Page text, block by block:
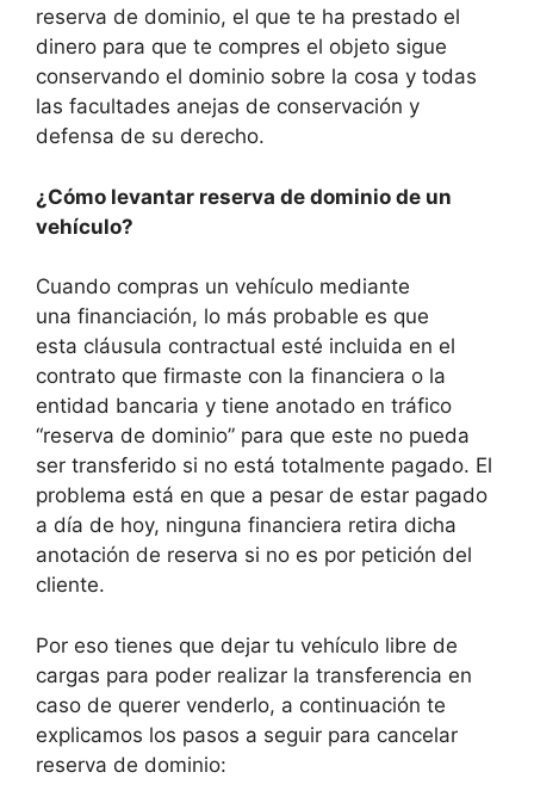
reserva de dominio, el que te ha prestado el
dinero para que te compres el objeto sigue
conservando el dominio sobre la cosa y todas
las facultades anejas de conservación y
defensa de su derecho.
¿Cómo levantar reserva de dominio de un
vehículo?
Cuando compras un vehículo mediante
una financiación, lo más probable es que
esta cláusula contractual esté incluida en el
contrato que firmaste con la financiera o la
entidad bancaria y tiene anotado en tráfico
“reserva de dominio” para que este no pueda
ser transferido si no está totalmente pagado. El
problema está en que a pesar de estar pagado
a día de hoy, ninguna financiera retira dicha
anotación de reserva si no es por petición del
cliente.
Por eso tienes que dejar tu vehículo libre de
cargas para poder realizar la transferencia en
caso de querer venderlo, a continuación te
explicamos los pasos a seguir para cancelar
reserva de dominio: